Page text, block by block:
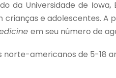
da Universidade de
e adolescentes.
em seu número de
americanos de 5-18